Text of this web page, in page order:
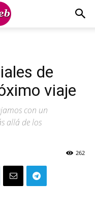
de
viaje
con un
allá de los
262